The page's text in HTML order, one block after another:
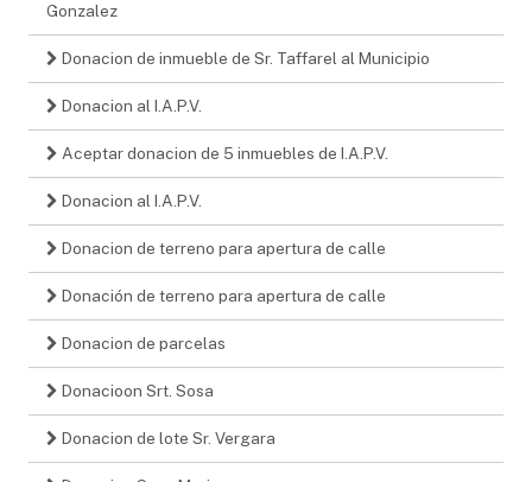
Gonzalez
Donacion de inmueble de Sr. Taffarel al Municipio
Donacion al I.A.P.V.
Aceptar donacion de 5 inmuebles de I.A.P.V.
Donacion al I.A.P.V.
Donacion de terreno para apertura de calle
Donación de terreno para apertura de calle
Donacion de parcelas
Donacioon Srt. Sosa
Donacion de lote Sr. Vergara